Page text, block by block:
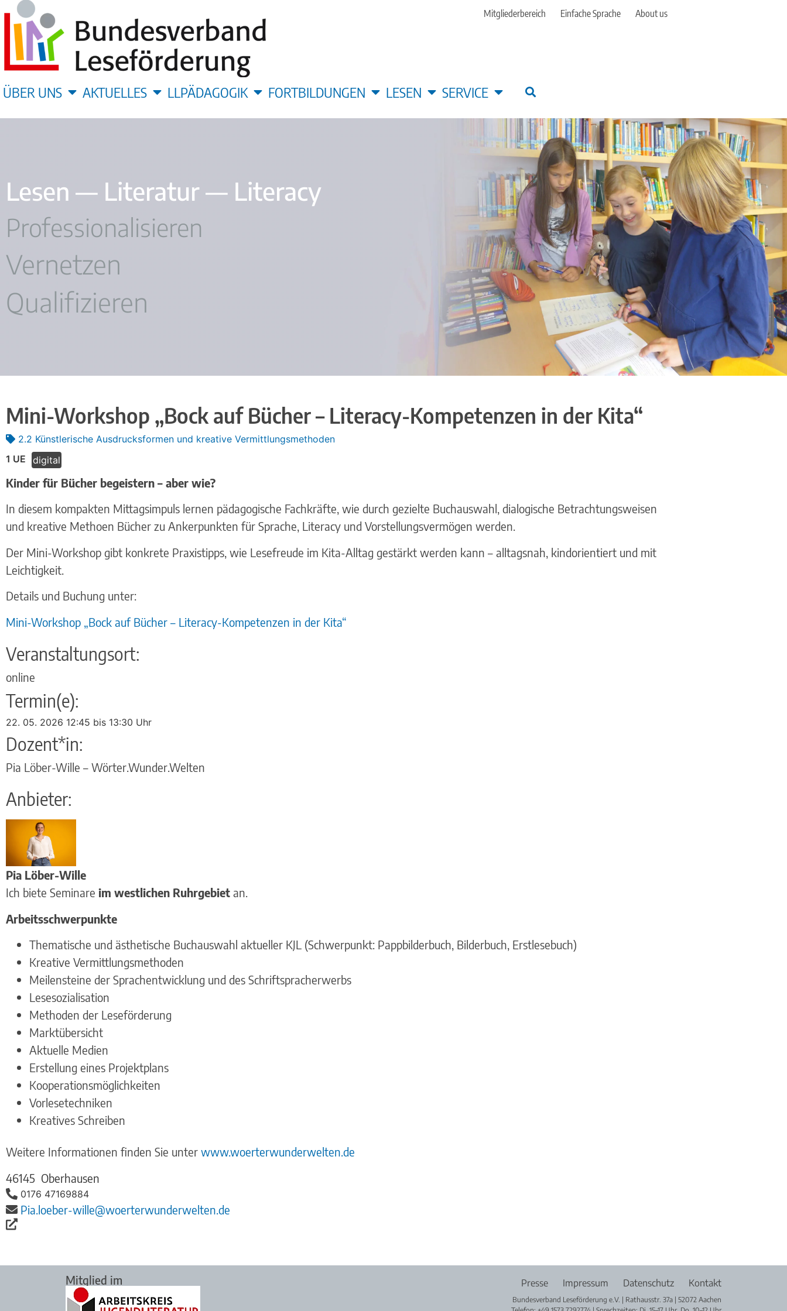
Mitgliederbereich Einfache Sprache About us
ÜBER UNS AKTUELLES LLPÄDAGOGIK FORTBILDUNGEN LESEN SERVICE
Lesen — Literatur — Literacy
Professionalisieren
Vernetzen
Qualifizieren
Mini-Workshop „Bock auf Bücher – Literacy-Kompetenzen in der Kita“
2.2 Künstlerische Ausdrucksformen und kreative Vermittlungsmethoden
1 UE
digital
Kinder für Bücher begeistern – aber wie?
In diesem kompakten Mittagsimpuls lernen pädagogische Fachkräfte, wie durch gezielte Buchauswahl, dialogische Betrachtungsweisen
und kreative Methoen Bücher zu Ankerpunkten für Sprache, Literacy und Vorstellungsvermögen werden.
Der Mini-Workshop gibt konkrete Praxistipps, wie Lesefreude im Kita-Alltag gestärkt werden kann – alltagsnah, kindorientiert und mit
Leichtigkeit.
Details und Buchung unter:
Mini-Workshop „Bock auf Bücher – Literacy-Kompetenzen in der Kita“
Veranstaltungsort:
online
Termin(e):
22. 05. 2026 12:45 bis 13:30 Uhr
Dozent*in:
Pia Löber-Wille – Wörter.Wunder.Welten
Anbieter:
Pia Löber-Wille
Ich biete Seminare im westlichen Ruhrgebiet an.
Arbeitsschwerpunkte
Thematische und ästhetische Buchauswahl aktueller KJL (Schwerpunkt: Pappbilderbuch, Bilderbuch, Erstlesebuch)
Kreative Vermittlungsmethoden
Meilensteine der Sprachentwicklung und des Schriftspracherwerbs
Lesesozialisation
Methoden der Leseförderung
Marktübersicht
Aktuelle Medien
Erstellung eines Projektplans
Kooperationsmöglichkeiten
Vorlesetechniken
Kreatives Schreiben
Weitere Informationen finden Sie unter www.woerterwunderwelten.de
46145 Oberhausen
0176 47169884
Pia.loeber-wille@woerterwunderwelten.de
Mitglied im Presse Impressum Datenschutz Kontakt
Bundesverband Leseförderung e.V. | Rathausstr. 37a | 52072 Aachen